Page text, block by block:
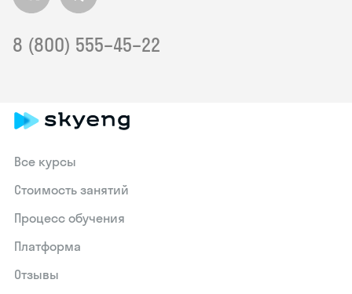
8 (800) 555–45–22
Все курсы
Стоимость занятий
Процесс обучения
Платформа
Отзывы